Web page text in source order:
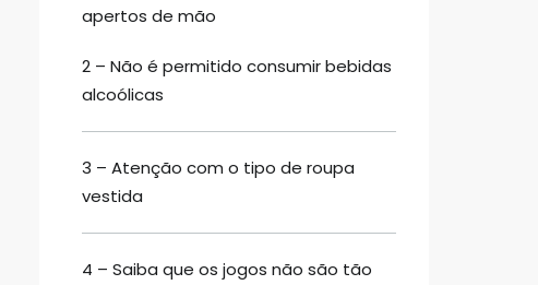
apertos de mão
2 – Não é permitido consumir bebidas
alcoólicas
3 – Atenção com o tipo de roupa
vestida
4 – Saiba que os jogos não são tão